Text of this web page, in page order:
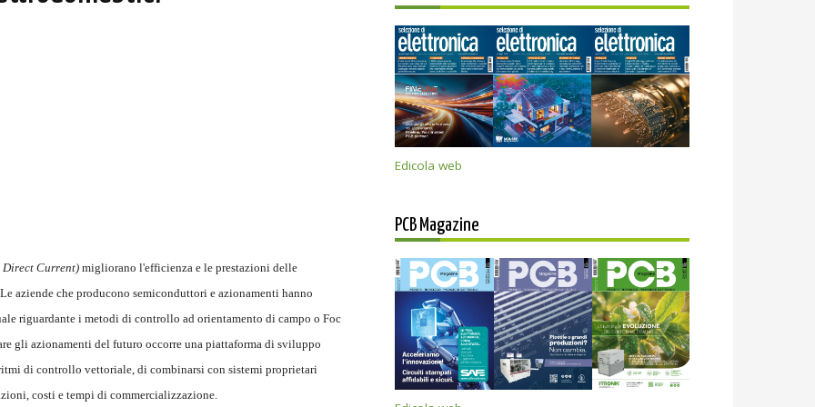
Direct Current) migliorano l'efficienza e le prestazioni delle
aziende che producono semiconduttori e azionamenti hanno
riguardante i metodi di controllo ad orientamento di campo o Foc
gli azionamenti del futuro occorre una piattaforma di sviluppo
di controllo vettoriale, di combinarsi con sistemi proprietari
costi e tempi di commercializzazione.
Edicola web
PCB Magazine